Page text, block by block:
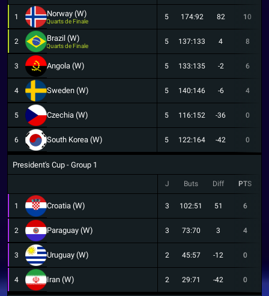
1 Norway (W)
Quarts de Finale
5 174:92 82 10
2 Brazil (W)
Quarts de Finale
5 137:133 4 8
3 Angola (W) 5 133:135 -2 6
4 Sweden (W) 5 140:146 -6 4
5 Czechia (W) 5 116:152 -36 0
6 South Korea (W) 5 122:164 -42 0
President's Cup - Group 1
J Buts Diff PTS
1 Croatia (W) 3 102:51 51 6
2 Paraguay (W) 3 73:70 3 4
3 Uruguay (W) 2 45:57 -12 0
4 Iran (W) 2 29:71 -42 0